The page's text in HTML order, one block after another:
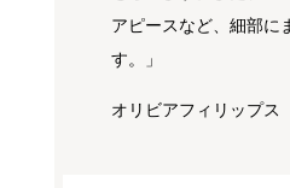
アピースなど、細部に
す。」
オリビアフィリップス